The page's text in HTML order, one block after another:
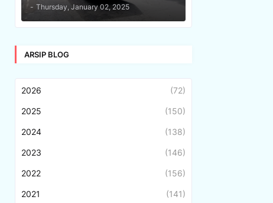
- Thursday, January 02, 2025
ARSIP BLOG
2026 (72)
2025 (150)
2024 (138)
2023 (146)
2022 (156)
2021 (141)